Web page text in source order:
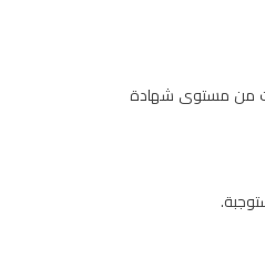
من مستوى شهادة